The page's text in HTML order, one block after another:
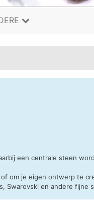
een centrale steen
om je eigen ontwerp te
Swarovski en andere